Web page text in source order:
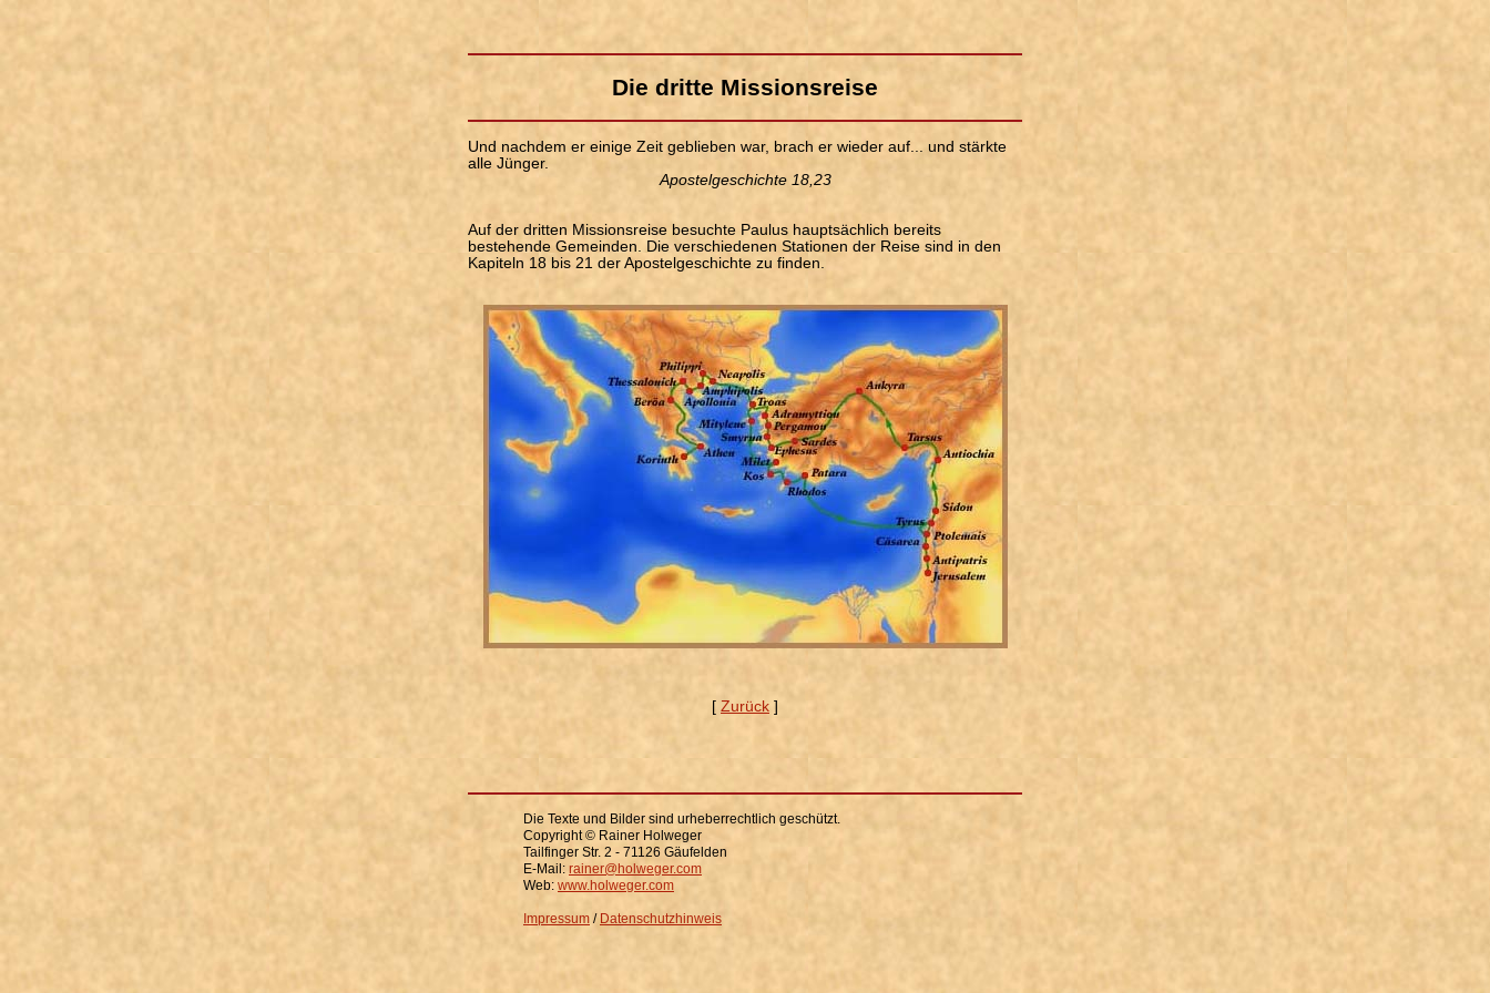
Die dritte Missionsreise
Und nachdem er einige Zeit geblieben war, brach er wieder auf... und stärkte
alle Jünger.
Apostelgeschichte 18,23
Auf der dritten Missionsreise besuchte Paulus hauptsächlich bereits
bestehende Gemeinden. Die verschiedenen Stationen der Reise sind in den
Kapiteln 18 bis 21 der Apostelgeschichte zu finden.
[ Zurück ]
Die Texte und Bilder sind urheberrechtlich geschützt.
Copyright © Rainer Holweger
Tailfinger Str. 2 - 71126 Gäufelden
E-Mail: rainer@holweger.com
Web: www.holweger.com
Impressum / Datenschutzhinweis